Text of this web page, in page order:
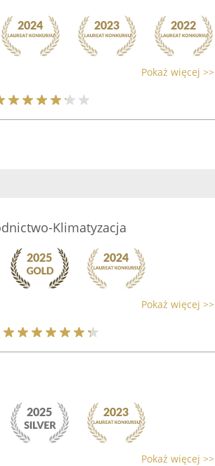
Pokaż więcej >>
Klimatyzacja
Pokaż więcej >>
Pokaż więcej >>